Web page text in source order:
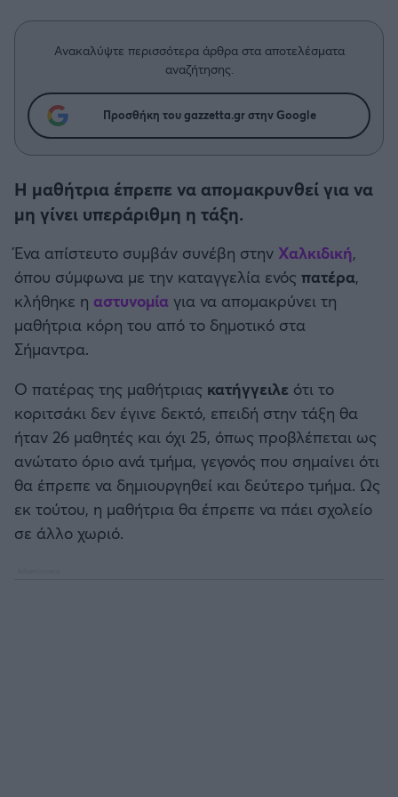
Άρης
ΟΦΗ
Ατρόμητος Αθηνών
Αστέρας Τρίπολης
Καλαμάτα
Ηρακλής
Μπαρτσελόνα
Μια Ιστορία από την Πόλη
Ανακαλύψτε περισσότερα άρθρα στα αποτελέσματα
αναζήτησης.
Προσθήκη του gazzetta.gr στην Google
Η μαθήτρια έπρεπε να απομακρυνθεί για να
μη γίνει υπεράριθμη η τάξη.
Ένα απίστευτο συμβάν συνέβη στην Χαλκιδική,
όπου σύμφωνα με την καταγγελία ενός πατέρα,
κλήθηκε η αστυνομία για να απομακρύνει τη
μαθήτρια κόρη του από το δημοτικό στα
Σήμαντρα.
Ο πατέρας της μαθήτριας κατήγγειλε ότι το
κοριτσάκι δεν έγινε δεκτό, επειδή στην τάξη θα
ήταν 26 μαθητές και όχι 25, όπως προβλέπεται ως
ανώτατο όριο ανά τμήμα, γεγονός που σημαίνει ότι
θα έπρεπε να δημιουργηθεί και δεύτερο τμήμα. Ως
εκ τούτου, η μαθήτρια θα έπρεπε να πάει σχολείο
σε άλλο χωριό.